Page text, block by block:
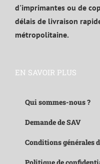
d'imprimantes ou de
délais de livraison
métropolitaine.
EN SAVOIR PLUS
Qui sommes-nous ?
Demande de SAV
Conditions générales